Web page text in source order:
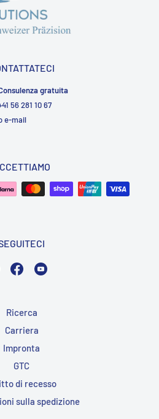
gratuita
56 281 10 67
e-mail
InstagramFacebook
Ricerca
Carriera
Impronta
GTC
di recesso
sulla spedizione